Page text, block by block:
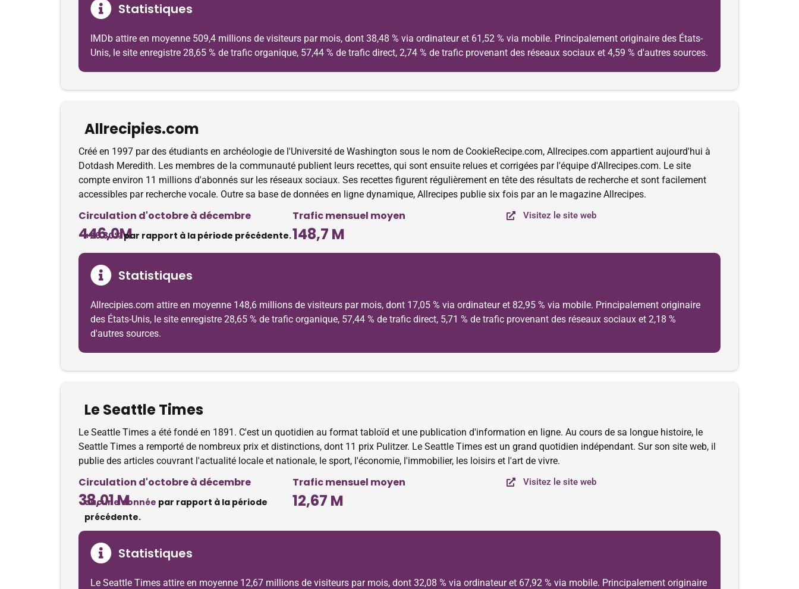
Statistiques
IMDb attire en moyenne 509,4 millions de visiteurs par mois, dont 38,48 % via ordinateur et 61,52 % via mobile. Principalement originaire des États-
Unis, le site enregistre 28,65 % de trafic organique, 57,44 % de trafic direct, 2,74 % de trafic provenant des réseaux sociaux et 4,59 % d'autres sources.
Allrecipies.com
Créé en 1997 par des étudiants en archéologie de l'Université de Washington sous le nom de CookieRecipe.com, Allrecipes.com appartient aujourd'hui à
Dotdash Meredith. Les membres de la communauté publient leurs recettes, qui sont ensuite relues et corrigées par l'équipe d'Allrecipes.com. Le site
compte environ 11 millions d'abonnés sur les réseaux sociaux. Ses recettes figurent régulièrement en tête des résultats de recherche et sont facilement
accessibles par recherche vocale. Outre sa base de données en ligne dynamique, Allrecipes publie six fois par an le magazine Allrecipes.
Circulation d'octobre à décembre
446,0M
+26.80%par rapport à la période précédente.
Trafic mensuel moyen
148,7 M
Visitez le site web
Statistiques
Allrecipies.com attire en moyenne 148,6 millions de visiteurs par mois, dont 17,05 % via ordinateur et 82,95 % via mobile. Principalement originaire
des États-Unis, le site enregistre 28,65 % de trafic organique, 57,44 % de trafic direct, 5,71 % de trafic provenant des réseaux sociaux et 2,18 %
d'autres sources.
Le Seattle Times
Le Seattle Times a été fondé en 1891. C'est un quotidien au format tabloïd et une publication d'information en ligne. Au cours de sa longue histoire, le
Seattle Times a remporté de nombreux prix et distinctions, dont 11 prix Pulitzer. Le Seattle Times est un grand quotidien indépendant. Sur son site web, il
publie des articles couvrant l'actualité locale et nationale, le sport, l'économie, l'immobilier, les loisirs et l'art de vivre.
Circulation d'octobre à décembre
38,01 M
aucune donnée par rapport à la période
précédente.
Trafic mensuel moyen
12,67 M
Visitez le site web
Statistiques
Le Seattle Times attire en moyenne 12,67 millions de visiteurs par mois, dont 32,08 % via ordinateur et 67,92 % via mobile. Principalement originaire